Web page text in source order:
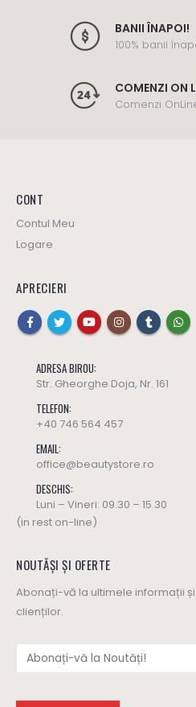
BANII ÎNAPOI!
100% banii
COMENZI ON
Comenzi
CONT
Contul Meu
Logare
APRECIERI
ADRESA BIROU:
Str. Gheorghe Doja, Nr. 161
TELEFON:
+40 746 564 457
EMAIL:
office@beautystore.ro
DESCHIS:
Luni – Vineri: 09.30 – 15.30
(in rest on-line)
NOUTĂȘI ȘI OFERTE
Abonați-vă la ultimele informații
clienților.